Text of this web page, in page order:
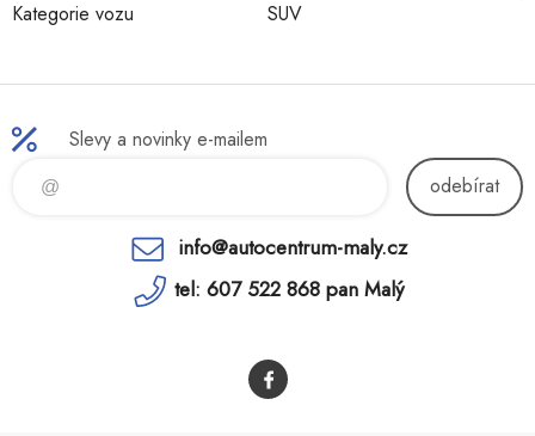
Kategorie vozu
SUV
Slevy a novinky e-mailem
odebírat
info@autocentrum-maly.cz
tel: 607 522 868 pan Malý